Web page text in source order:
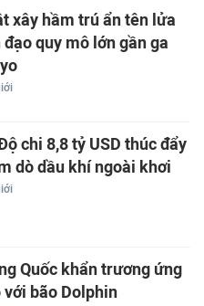
xây hầm trú ẩn tên lửa
đạo quy mô lớn gần ga
chi 8,8 tỷ USD thúc đẩy
dò dầu khí ngoài khơi
Quốc khẩn trương ứng
với bão Dolphin